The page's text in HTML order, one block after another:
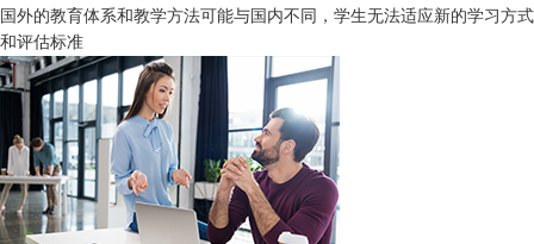
国外的教育体系和教学方法可能与国内不同，学生无法适应新的学习方式
和评估标准